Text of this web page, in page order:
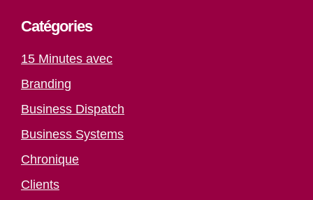
Catégories
15 Minutes avec
Branding
Business Dispatch
Business Systems
Chronique
Clients